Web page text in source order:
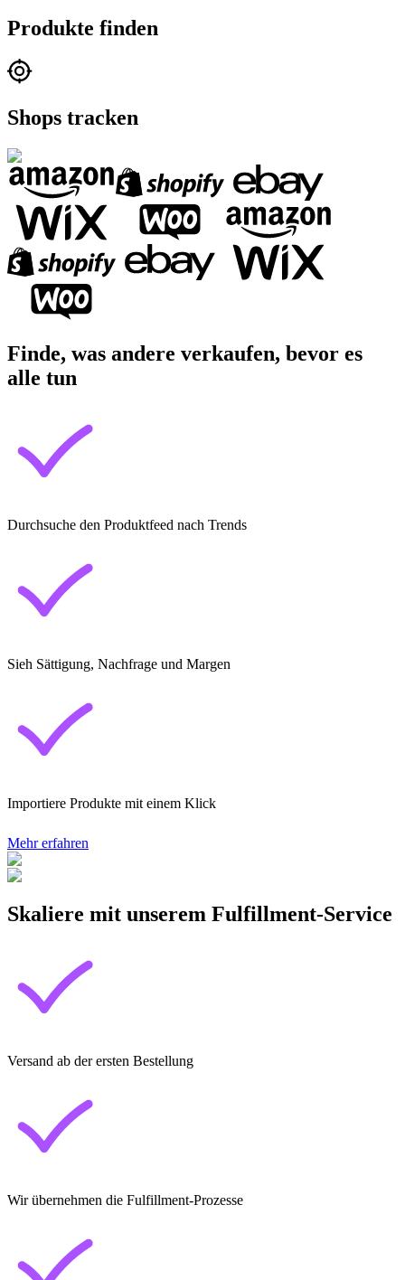
Produkte finden
Shops tracken
Finde, was andere verkaufen, bevor es
alle tun
Durchsuche den Produktfeed nach Trends
Sieh Sättigung, Nachfrage und Margen
Importiere Produkte mit einem Klick
Mehr erfahren
Skaliere mit unserem Fulfillment-Service
Versand ab der ersten Bestellung
Wir übernehmen die Fulfillment-Prozesse